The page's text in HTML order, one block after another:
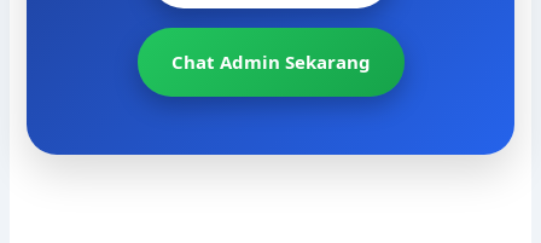
Chat Admin Sekarang